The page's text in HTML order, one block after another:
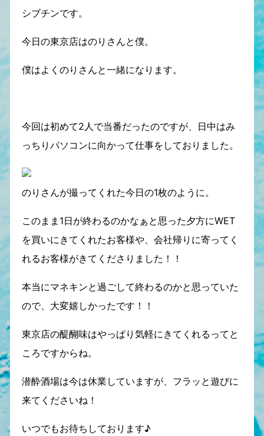
シブチンです。
今日の東京店はのりさんと僕。
僕はよくのりさんと一緒になります。
今回は初めて2人で当番だったのですが、日中はみ
っちりパソコンに向かって仕事をしておりました。
のりさんが撮ってくれた今日の1枚のように。
このまま1日が終わるのかなぁと思った夕方にWET
を買いにきてくれたお客様や、会社帰りに寄ってく
れるお客様がきてくださりました！！
本当にマネキンと過ごして終わるのかと思っていた
ので、大変嬉しかったです！！
東京店の醍醐味はやっぱり気軽にきてくれるってと
ころですからね。
潜酔酒場は今は休業していますが、フラッと遊びに
来てくださいね！
いつでもお待ちしております♪